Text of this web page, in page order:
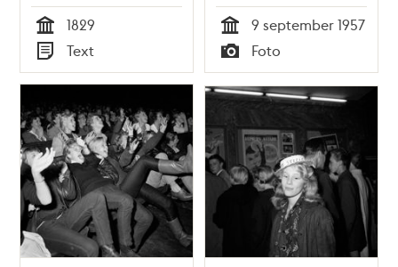
Tid
1829
Typ
Text Tid
9 september 1957
Typ
Foto